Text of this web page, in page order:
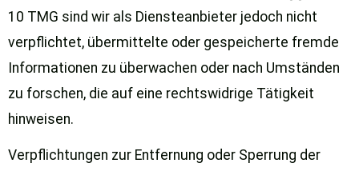
10 TMG sind wir als Diensteanbieter jedoch nicht
verpflichtet, übermittelte oder gespeicherte fremde
Informationen zu überwachen oder nach Umständen
zu forschen, die auf eine rechtswidrige Tätigkeit
hinweisen.
Verpflichtungen zur Entfernung oder Sperrung der